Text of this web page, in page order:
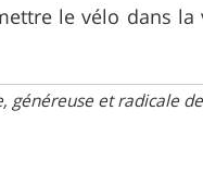
le vélo dans
généreuse et radicale